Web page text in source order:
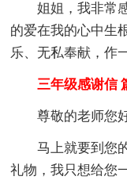
姐姐，我非常
的爱在我的心中生
乐、无私奉献，作
三年级感谢信
尊敬的老师您
马上就要到您
礼物，我只想给您